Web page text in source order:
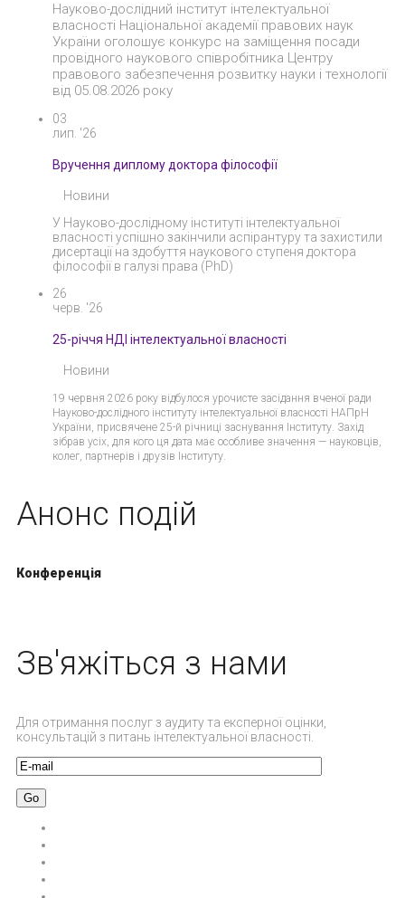
Науково-дослідний інститут інтелектуальної
власності Національної академії правових наук
України оголошує конкурс на заміщення посади
провідного наукового співробітника Центру
правового забезпечення розвитку науки і технології
від 05.08.2026 року
03
лип. '26
Вручення диплому доктора філософії
Новини
У Науково-дослідному інституті інтелектуальної
власності успішно закінчили аспірантуру та захистили
дисертації на здобуття наукового ступеня доктора
філософії в галузі права (PhD)
26
черв. '26
25-річчя НДІ інтелектуальної власності
Новини
19 червня 2026 року відбулося урочисте засідання вченої ради
Науково-дослідного інституту інтелектуальної власності НАПрН
України, присвячене 25-й річниці заснування Інституту. Захід
зібрав усіх, для кого ця дата має особливе значення — науковців,
колег, партнерів і друзів Інституту.
Анонс подій
Конференція
Зв'яжіться з нами
Для отримання послуг з аудиту та експерної оцінки,
консультацій з питань інтелектуальної власності.